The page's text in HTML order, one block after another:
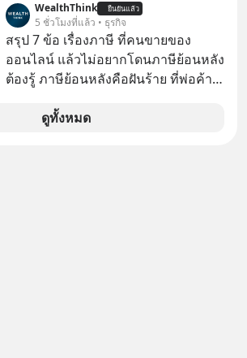
เก่าที่เขาเคยทำไว้ ตอนยังอยู่บริษัท
เดียวกัน
WealthThink ยืนยันแล้ว
5 ชั่วโมงที่แล้ว • ธุรกิจ
สรุป 7 ข้อ เรื่องภาษี ที่คนขายของ
ออนไลน์ แล้วไม่อยากโดนภาษีย้อนหลัง
ต้องรู้ ภาษีย้อนหลังคือฝันร้าย ที่พ่อค้า
ดูทั้งหมด